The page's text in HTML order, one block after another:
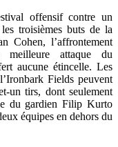
offensif contre un
troisièmes buts de la
Cohen, l’affrontement
attaque du
aucune étincelle. Les
Fields peuvent
un tirs, dont seulement
du gardien Filip Kurto
équipes en dehors du